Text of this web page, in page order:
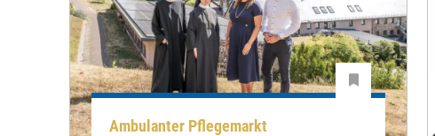
Ambulanter Pflegemarkt